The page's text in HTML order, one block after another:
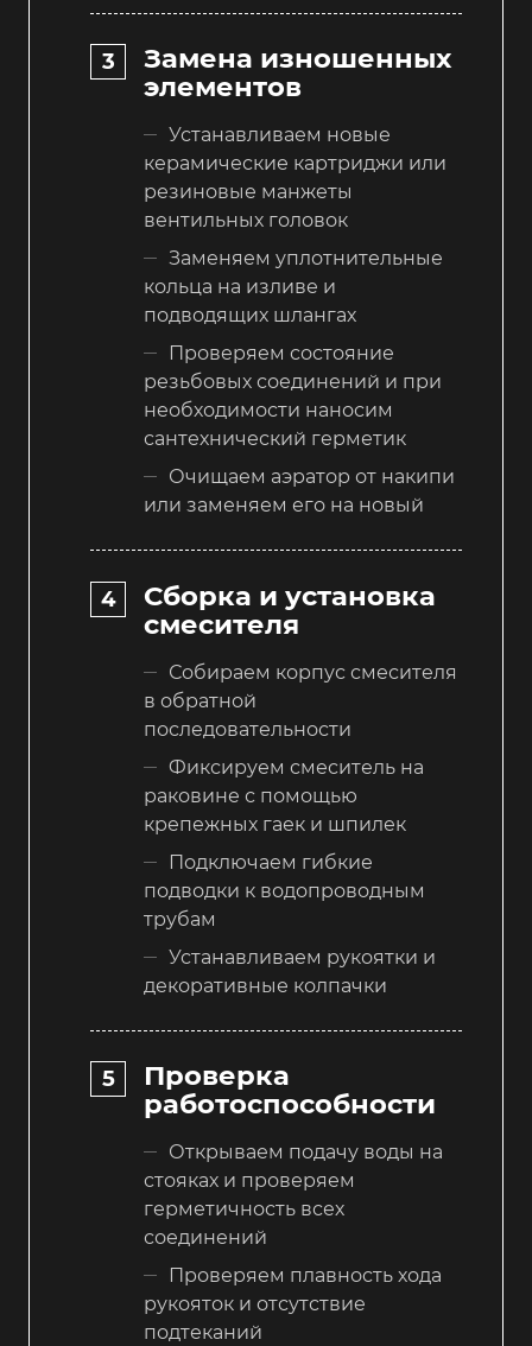
Замена изношенных
элементов
Устанавливаем новые
керамические картриджи или
резиновые манжеты
вентильных головок
Заменяем уплотнительные
кольца на изливе и
подводящих шлангах
Проверяем состояние
резьбовых соединений и при
необходимости наносим
сантехнический герметик
Очищаем аэратор от накипи
или заменяем его на новый
Сборка и установка
смесителя
Собираем корпус смесителя
в обратной
последовательности
Фиксируем смеситель на
раковине с помощью
крепежных гаек и шпилек
Подключаем гибкие
подводки к водопроводным
трубам
Устанавливаем рукоятки и
декоративные колпачки
Проверка
работоспособности
Открываем подачу воды на
стояках и проверяем
герметичность всех
соединений
Проверяем плавность хода
рукояток и отсутствие
подтеканий